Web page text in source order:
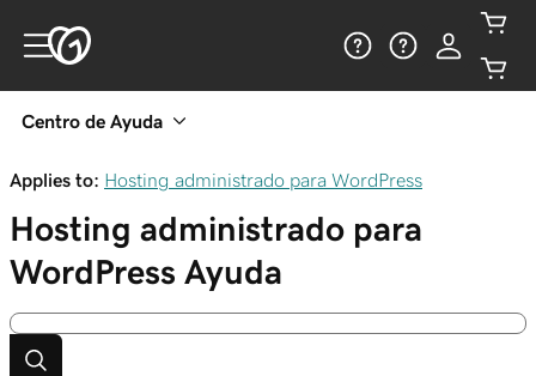
Centro de Ayuda
Applies to: Hosting administrado para WordPress
Hosting administrado para
WordPress Ayuda